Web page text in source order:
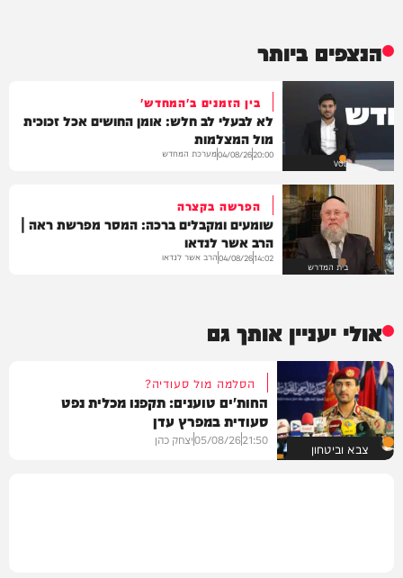
הנצפים ביותר
VOD
בין הזמנים ב'המחדש'
לא לבעלי לב חלש: אומן החושים אכל זכוכית
מול המצלמות
20:00
04/08/26מערכת המחדש
בית המדרש
הפרשה בקצרה
שומעים ומקבלים ברכה: המסר מפרשת ראה |
הרב אשר לנדאו
14:02
04/08/26הרב אשר לנדאו
אולי יעניין אותך גם
צבא וביטחון
הסלמה מול סעודיה?
החות'ים טוענים: תקפנו מכלית נפט
סעודית במפרץ עדן
21:50
05/08/26יצחק כהן